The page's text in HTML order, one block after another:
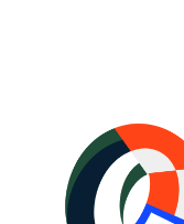
Зеленоградск,